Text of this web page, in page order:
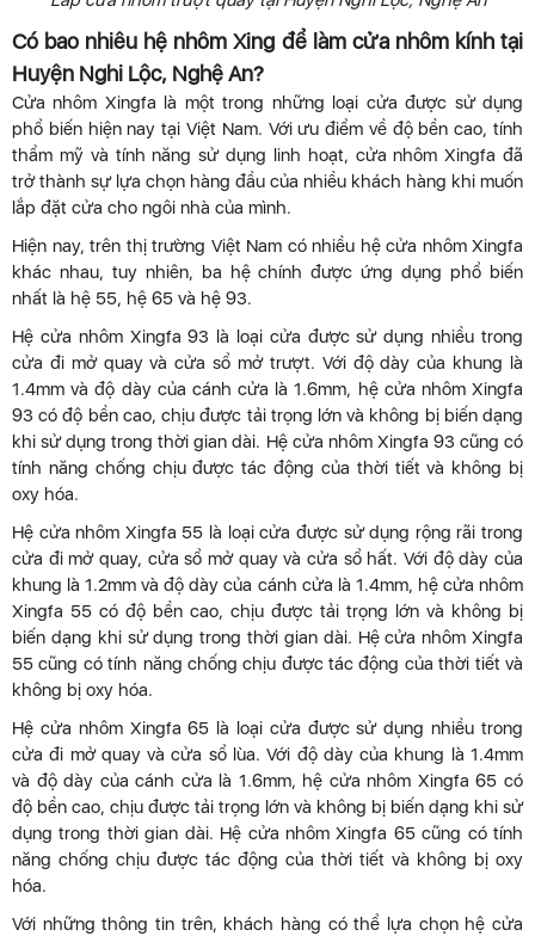
Có bao nhiêu hệ nhôm Xing để làm cửa nhôm kính tại
Huyện Nghi Lộc, Nghệ An?
Cửa nhôm Xingfa là một trong những loại cửa được sử dụng
phổ biến hiện nay tại Việt Nam. Với ưu điểm về độ bền cao, tính
thẩm mỹ và tính năng sử dụng linh hoạt, cửa nhôm Xingfa đã
trở thành sự lựa chọn hàng đầu của nhiều khách hàng khi muốn
lắp đặt cửa cho ngôi nhà của mình.
Hiện nay, trên thị trường Việt Nam có nhiều hệ cửa nhôm Xingfa
khác nhau, tuy nhiên, ba hệ chính được ứng dụng phổ biến
nhất là hệ 55, hệ 65 và hệ 93.
Hệ cửa nhôm Xingfa 93 là loại cửa được sử dụng nhiều trong
cửa đi mở quay và cửa sổ mở trượt. Với độ dày của khung là
1.4mm và độ dày của cánh cửa là 1.6mm, hệ cửa nhôm Xingfa
93 có độ bền cao, chịu được tải trọng lớn và không bị biến dạng
khi sử dụng trong thời gian dài. Hệ cửa nhôm Xingfa 93 cũng có
tính năng chống chịu được tác động của thời tiết và không bị
oxy hóa.
Hệ cửa nhôm Xingfa 55 là loại cửa được sử dụng rộng rãi trong
cửa đi mở quay, cửa sổ mở quay và cửa sổ hất. Với độ dày của
khung là 1.2mm và độ dày của cánh cửa là 1.4mm, hệ cửa nhôm
Xingfa 55 có độ bền cao, chịu được tải trọng lớn và không bị
biến dạng khi sử dụng trong thời gian dài. Hệ cửa nhôm Xingfa
55 cũng có tính năng chống chịu được tác động của thời tiết và
không bị oxy hóa.
Hệ cửa nhôm Xingfa 65 là loại cửa được sử dụng nhiều trong
cửa đi mở quay và cửa sổ lùa. Với độ dày của khung là 1.4mm
và độ dày của cánh cửa là 1.6mm, hệ cửa nhôm Xingfa 65 có
độ bền cao, chịu được tải trọng lớn và không bị biến dạng khi sử
dụng trong thời gian dài. Hệ cửa nhôm Xingfa 65 cũng có tính
năng chống chịu được tác động của thời tiết và không bị oxy
hóa.
Với những thông tin trên, khách hàng có thể lựa chọn hệ cửa